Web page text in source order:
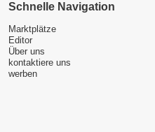
Schnelle Navigation
Marktplätze
Editor
Über uns
kontaktiere uns
werben